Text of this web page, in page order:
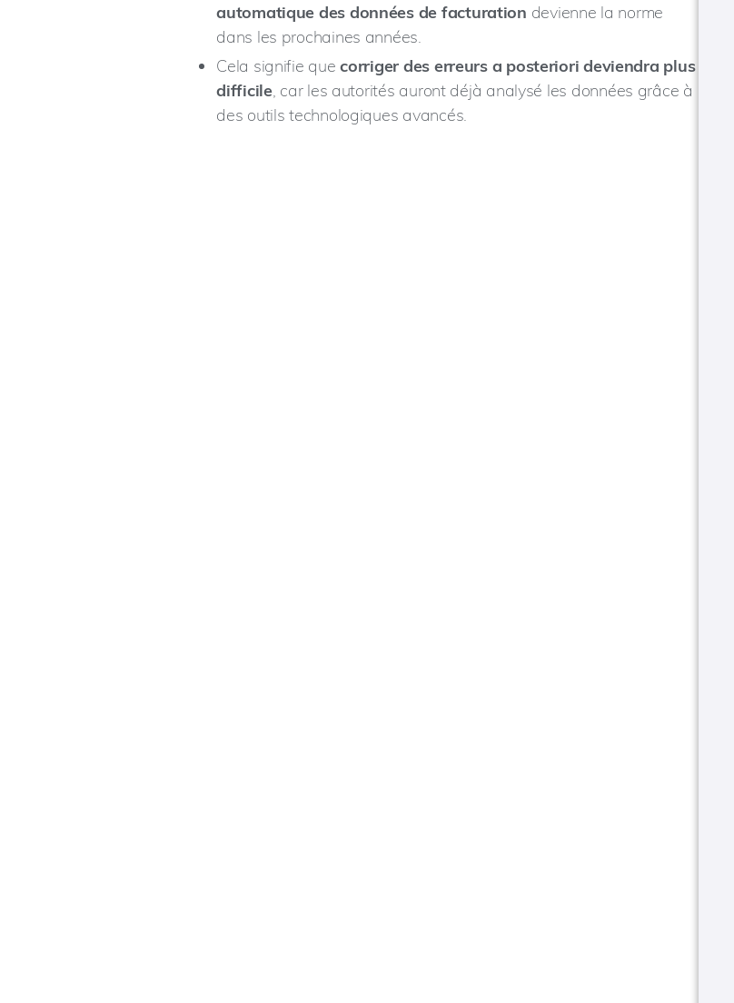
automatique des données de facturation devienne la norme
dans les prochaines années.
Cela signifie quecorriger des erreurs a posteriori deviendra plus
difficile, car les autorités auront déjà analysé les données grâce à
des outils technologiques avancés.